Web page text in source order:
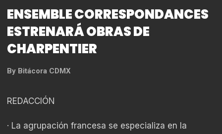
ENSEMBLE CORRESPONDANCES
ESTRENARÁ OBRAS DE
CHARPENTIER
By Bitácora CDMX
REDACCIÓN
· La agrupación francesa se especializa en la